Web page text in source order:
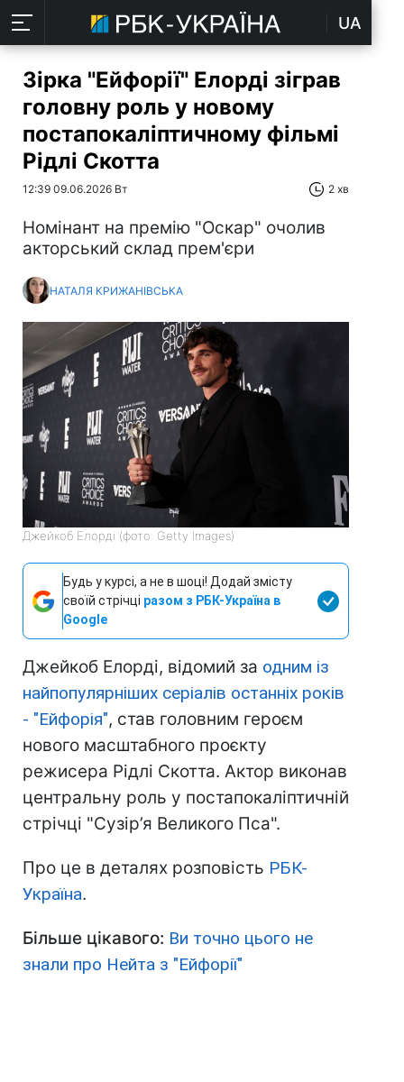
UA
Зірка "Ейфорії" Елорді зіграв
головну роль у новому
постапокаліптичному фільмі
Рідлі Скотта
12:39 09.06.2026 Вт 2 хв
Номінант на премію "Оскар" очолив
акторський склад прем'єри
НАТАЛЯ КРИЖАНІВСЬКА
Джейкоб Елорді (фото: Getty Images)
Будь у курсі, а не в шоці! Додай змісту
своїй стрічці разом з РБК-Україна в
Google
Джейкоб Елорді, відомий за одним із
найпопулярніших серіалів останніх років
- "Ейфорія", став головним героєм
нового масштабного проєкту
режисера Рідлі Скотта. Актор виконав
центральну роль у постапокаліптичній
стрічці "Сузір’я Великого Пса".
Про це в деталях розповість РБК-
Україна.
Більше цікавого: Ви точно цього не
знали про Нейта з "Ейфорії"